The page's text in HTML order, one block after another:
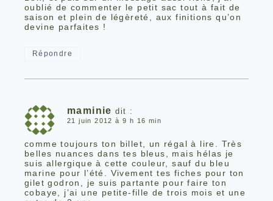
oublié de commenter le petit sac tout à fait de
saison et plein de légèreté, aux finitions qu’on
devine parfaites !
Répondre
maminie dit :
21 juin 2012 à 9 h 16 min
comme toujours ton billet, un régal à lire. Très
belles nuances dans tes bleus, mais hélas je
suis allergique à cette couleur, sauf du bleu
marine pour l’été. Vivement tes fiches pour ton
gilet godron, je suis partante pour faire ton
cobaye, j’ai une petite-fille de trois mois et une